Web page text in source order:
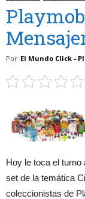
Por El Mundo Click -
Hoy le toca el turno
set de la temática
coleccionistas de